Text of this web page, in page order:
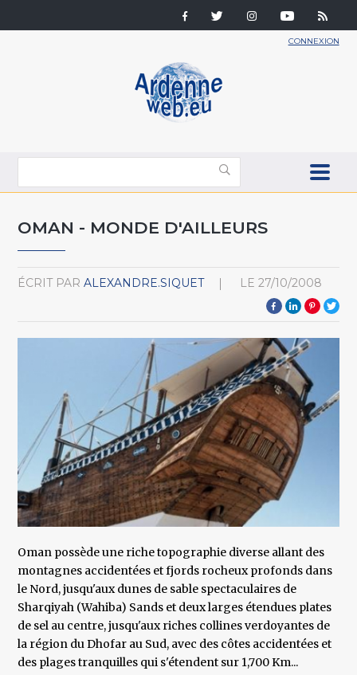
CONNEXION
OMAN - MONDE D'AILLEURS
ÉCRIT PAR ALEXANDRE.SIQUET LE 27/10/2008
Oman possède une riche topographie diverse allant des
montagnes accidentées et fjords rocheux profonds dans
le Nord, jusqu'aux dunes de sable spectaculaires de
Sharqiyah (Wahiba) Sands et deux larges étendues plates
de sel au centre, jusqu'aux riches collines verdoyantes de
la région du Dhofar au Sud, avec des côtes accidentées et
des plages tranquilles qui s'étendent sur 1,700 Km...